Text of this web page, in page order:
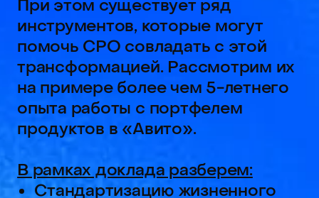
с глубоким погружением лишь
в самых важных точках цикла —
Stage-Gate-подход.
Выбор эффективного способа
описания продуктового
видения, позволяющего быстро
погружаться в суть вопроса, —
текстовые документы а-ля
Amazon.
Групповые механики
управления продуктами